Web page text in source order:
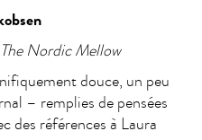
Nordic Mellow
douce, un peu
– remplies de pensées
des références à Laura